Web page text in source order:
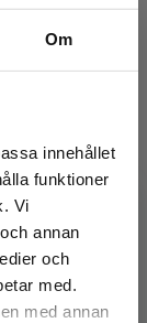
Om
innehållet
funktioner
Vi
annan
och
med.
med annan
för
Hon är
på